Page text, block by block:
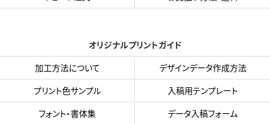
オリジナルプリントガイド
加工方法について
デザインデータ作成方法
プリント色サンプル
入稿用テンプレート
フォント・書体集
データ入稿フォーム